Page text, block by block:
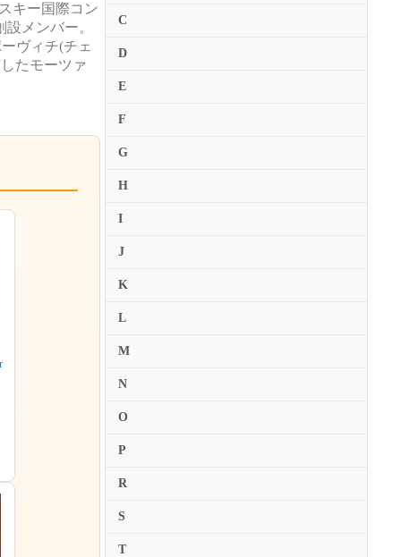
キー国際コン
メンバー。
ヴィチ(チェ
たモーツァ
C
D
E
F
G
H
I
J
K
L
M
N
O
P
R
S
T